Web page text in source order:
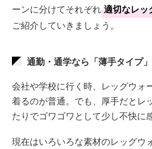
ーンに分けてそれぞれ適切なレッ
ご紹介していきましょう。
通勤・通学なら「薄手タイプ
会社や学校に行く時、レッグウォ
着るのが普通。でも、厚手だとレ
たりでゴワゴワとして少し不快に
現在はいろいろな素材のレッグウ